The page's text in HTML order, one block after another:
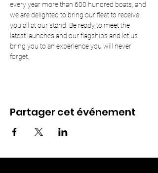
every year more than 600 hundred boats, and
we are delighted to bring our fleet to receive
you all at our stand. Be ready to meet the
latest launches and our flagships and let us
bring you to an experience you will never
forget.
Partager cet événement